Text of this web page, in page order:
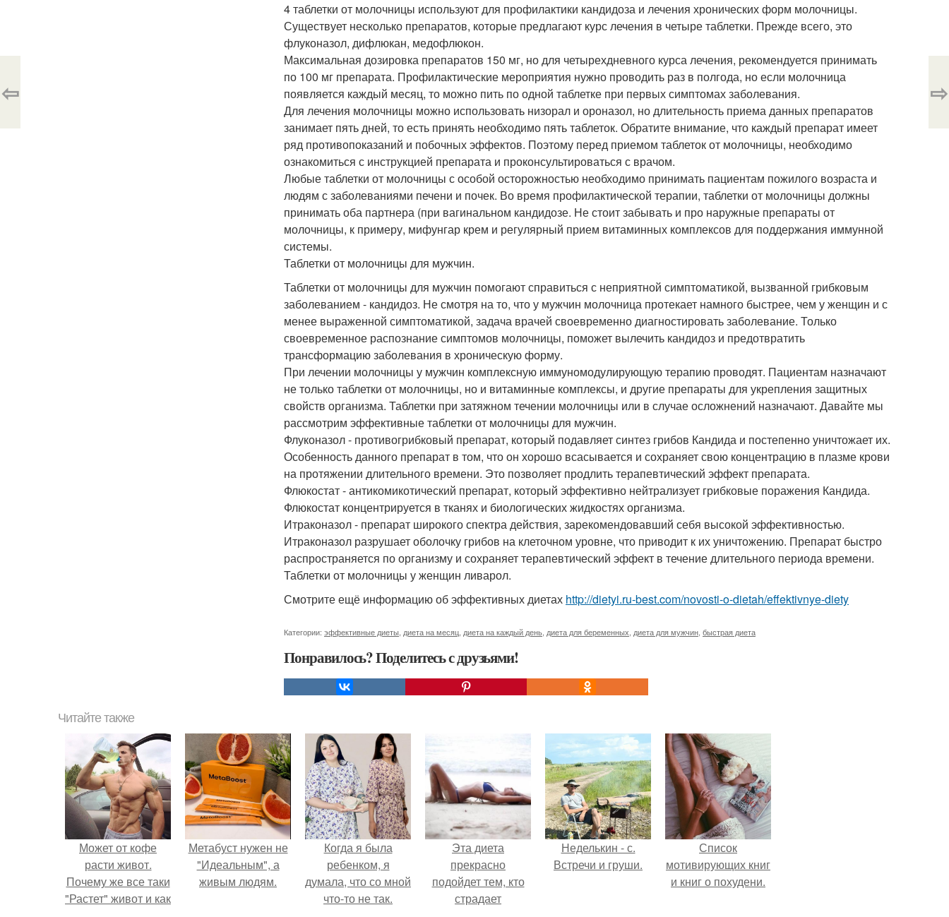
4 таблетки от молочницы используют для профилактики кандидоза и лечения хронических форм молочницы.
Существует несколько препаратов, которые предлагают курс лечения в четыре таблетки. Прежде всего, это
флуконазол, дифлюкан, медофлюкон.
Максимальная дозировка препаратов 150 мг, но для четырехдневного курса лечения, рекомендуется принимать
по 100 мг препарата. Профилактические мероприятия нужно проводить раз в полгода, но если молочница
появляется каждый месяц, то можно пить по одной таблетке при первых симптомах заболевания.
Для лечения молочницы можно использовать низорал и ороназол, но длительность приема данных препаратов
занимает пять дней, то есть принять необходимо пять таблеток. Обратите внимание, что каждый препарат имеет
ряд противопоказаний и побочных эффектов. Поэтому перед приемом таблеток от молочницы, необходимо
ознакомиться с инструкцией препарата и проконсультироваться с врачом.
Любые таблетки от молочницы с особой осторожностью необходимо принимать пациентам пожилого возраста и
людям с заболеваниями печени и почек. Во время профилактической терапии, таблетки от молочницы должны
принимать оба партнера (при вагинальном кандидозе. Не стоит забывать и про наружные препараты от
молочницы, к примеру, мифунгар крем и регулярный прием витаминных комплексов для поддержания иммунной
системы.
Таблетки от молочницы для мужчин.
Таблетки от молочницы для мужчин помогают справиться с неприятной симптоматикой, вызванной грибковым
заболеванием - кандидоз. Не смотря на то, что у мужчин молочница протекает намного быстрее, чем у женщин и с
менее выраженной симптоматикой, задача врачей своевременно диагностировать заболевание. Только
своевременное распознание симптомов молочницы, поможет вылечить кандидоз и предотвратить
трансформацию заболевания в хроническую форму.
При лечении молочницы у мужчин комплексную иммуномодулирующую терапию проводят. Пациентам назначают
не только таблетки от молочницы, но и витаминные комплексы, и другие препараты для укрепления защитных
свойств организма. Таблетки при затяжном течении молочницы или в случае осложнений назначают. Давайте мы
рассмотрим эффективные таблетки от молочницы для мужчин.
Флуконазол - противогрибковый препарат, который подавляет синтез грибов Кандида и постепенно уничтожает их.
Особенность данного препарат в том, что он хорошо всасывается и сохраняет свою концентрацию в плазме крови
на протяжении длительного времени. Это позволяет продлить терапевтический эффект препарата.
Флюкостат - антикомикотический препарат, который эффективно нейтрализует грибковые поражения Кандида.
Флюкостат концентрируется в тканях и биологических жидкостях организма.
Итраконазол - препарат широкого спектра действия, зарекомендовавший себя высокой эффективностью.
Итраконазол разрушает оболочку грибов на клеточном уровне, что приводит к их уничтожению. Препарат быстро
распространяется по организму и сохраняет терапевтический эффект в течение длительного периода времени.
Таблетки от молочницы у женщин ливарол.
Смотрите ещё информацию об эффективных диетах http://dietyi.ru-best.com/novosti-o-dietah/effektivnye-diety
Категории: эффективные диеты диета на месяц диета на каждый день диета для беременных диета для мужчин быстрая диета
Понравилось? Поделитесь с друзьями!
⇦ ⇨
Читайте также
Может от кофе
расти живот.
Почему же все таки
"Растет" живот и как
Метабуст нужен не
"Идеальным", а
живым людям.
Когда я была
ребенком, я
думала, что со мной
что-то не так.
Эта диета
прекрасно
подойдет тем, кто
страдает
Неделькин - с.
Встречи и груши.
Список
мотивирующих книг
и книг о похудени.